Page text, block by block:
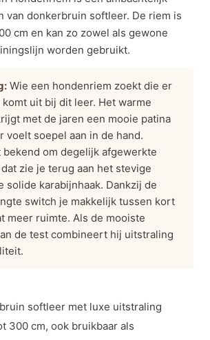
van donkerbruin softleer. De riem is
cm en kan zo zowel als gewone
worden gebruikt.
Wie een hondenriem zoekt die er
uit bij dit leer. Het warme
met de jaren een mooie patina
voelt soepel aan in de hand.
bekend om degelijk afgewerkte
zie je terug aan het stevige
solide karabijnhaak. Dankzij de
switch je makkelijk tussen kort
meer ruimte. Als de mooiste
de test combineert hij uitstraling
softleer met luxe uitstraling
300 cm, ook bruikbaar als